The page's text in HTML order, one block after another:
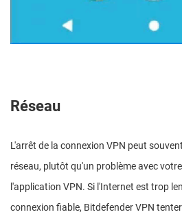
Réseau
L'arrêt de la connexion VPN peut
réseau, plutôt qu'un problème avec
l'application VPN. Si l'Internet est trop
connexion fiable, Bitdefender VPN